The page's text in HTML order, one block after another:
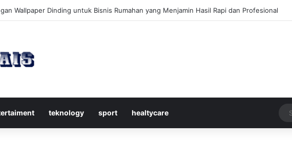
Mengenal Dividen Saham untuk Mendapatkan Pasif Income Setiap Tahun
teknology sport healtycare